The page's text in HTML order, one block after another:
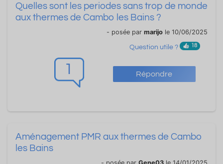
1 Répondre
Quelles sont les periodes sans trop de monde
aux thermes de Cambo les Bains ?
- posée par marijo le 10/06/2025
Question utile ? 18
Aménagement PMR aux thermes de Cambo
les Bains